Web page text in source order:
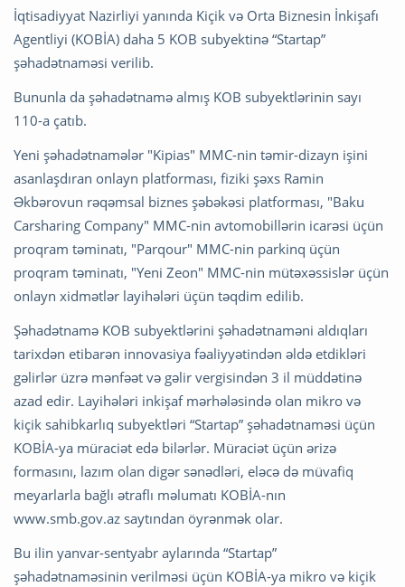
İqtisadiyyat Nazirliyi yanında Kiçik və Orta Biznesin İnkişafı
Agentliyi (KOBİA) daha 5 KOB subyektinə “Startap”
şəhadətnaməsi verilib.
Bununla da şəhadətnamə almış KOB subyektlərinin sayı
110-a çatıb.
Yeni şəhadətnamələr "Kipias" MMC-nin təmir-dizayn işini
asanlaşdıran onlayn platforması, fiziki şəxs Ramin
Əkbərovun rəqəmsal biznes şəbəkəsi platforması, "Baku
Carsharing Company" MMC-nin avtomobillərin icarəsi üçün
proqram təminatı, "Parqour" MMC-nin parkinq üçün
proqram təminatı, "Yeni Zeon" MMC-nin mütəxəssislər üçün
onlayn xidmətlər layihələri üçün təqdim edilib.
Şəhadətnamə KOB subyektlərini şəhadətnaməni aldıqları
tarixdən etibarən innovasiya fəaliyyətindən əldə etdikləri
gəlirlər üzrə mənfəət və gəlir vergisindən 3 il müddətinə
azad edir. Layihələri inkişaf mərhələsində olan mikro və
kiçik sahibkarlıq subyektləri “Startap” şəhadətnaməsi üçün
KOBİA-ya müraciət edə bilərlər. Müraciət üçün ərizə
formasını, lazım olan digər sənədləri, eləcə də müvafiq
meyarlarla bağlı ətraflı məlumatı KOBİA-nın
www.smb.gov.az saytından öyrənmək olar.
Bu ilin yanvar-sentyabr aylarında “Startap”
şəhadətnaməsinin verilməsi üçün KOBİA-ya mikro və kiçik